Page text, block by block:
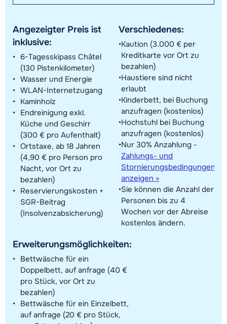
Angezeigter Preis ist
inklusive:
6-Tagesskipass Châtel
(130 Pistenkilometer)
Wasser und Energie
WLAN-Internetzugang
Kaminholz
Endreinigung exkl.
Küche und Geschirr
(300 € pro Aufenthalt)
Ortstaxe, ab 18 Jahren
(4,90 € pro Person pro
Nacht, vor Ort zu
bezahlen)
Reservierungskosten +
SGR-Beitrag
(Insolvenzabsicherung)
Erweiterungsmöglichkeiten:
Bettwäsche für ein
Doppelbett, auf anfrage (40 €
pro Stück, vor Ort zu
bezahlen)
Bettwäsche für ein Einzelbett,
auf anfrage (20 € pro Stück,
Verschiedenes:
Kaution (3.000 € per
Kreditkarte vor Ort zu
bezahlen)
Haustiere sind nicht
erlaubt
Kinderbett, bei Buchung
anzufragen (kostenlos)
Hochstuhl bei Buchung
anzufragen (kostenlos)
Nur 30% Anzahlung -
Zahlungs- und
Stornierungsbedingungen
anzeigen »
Sie können die Anzahl der
Personen bis zu 4
Wochen vor der Abreise
kostenlos ändern.